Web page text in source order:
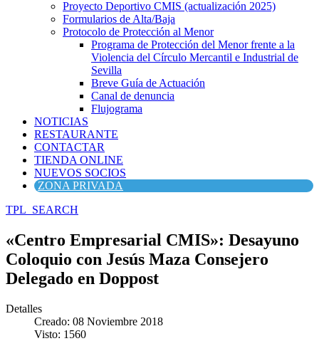
Proyecto Deportivo CMIS (actualización 2025)
Formularios de Alta/Baja
Protocolo de Protección al Menor
Programa de Protección del Menor frente a la
Violencia del Círculo Mercantil e Industrial de
Sevilla
Breve Guía de Actuación
Canal de denuncia
Flujograma
NOTICIAS
RESTAURANTE
CONTACTAR
TIENDA ONLINE
NUEVOS SOCIOS
ZONA PRIVADA
TPL_SEARCH
«Centro Empresarial CMIS»: Desayuno
Coloquio con Jesús Maza Consejero
Delegado en Doppost
Detalles
Creado: 08 Noviembre 2018
Visto: 1560